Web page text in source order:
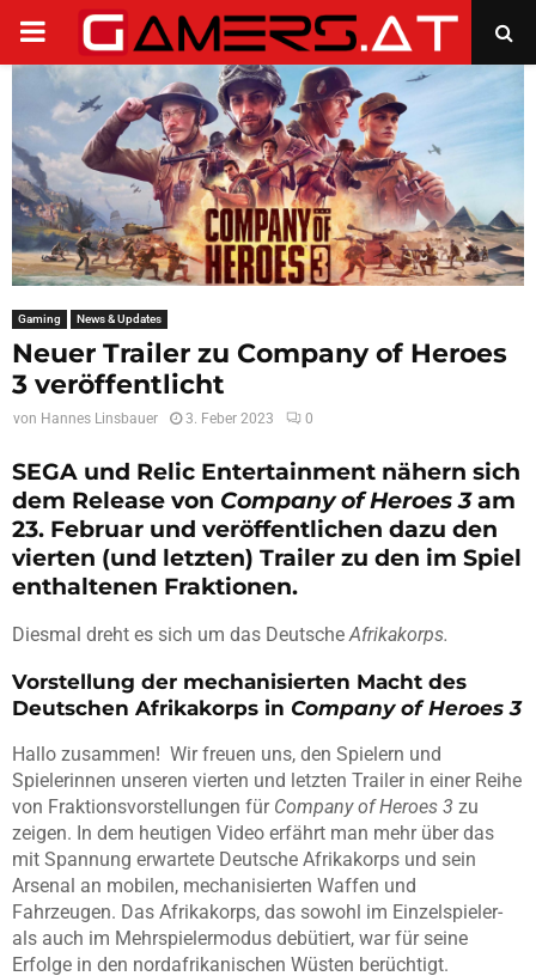
PRIMARY
MENU
Gaming News & Updates
Neuer Trailer zu Company of Heroes
3 veröffentlicht
von Hannes Linsbauer 3. Feber 2023 0
SEGA und Relic Entertainment nähern sich
dem Release von Company of Heroes 3am
23. Februar und veröffentlichen dazu den
vierten (und letzten) Trailer zu den im Spiel
enthaltenen Fraktionen.
Diesmal dreht es sich um das DeutscheAfrikakorps.
Vorstellung der mechanisierten Macht des
Deutschen Afrikakorps in Company of Heroes 3
Hallo zusammen! Wir freuen uns, den Spielern und
Spielerinnen unseren vierten und letzten Trailer in einer Reihe
von Fraktionsvorstellungen für Company of Heroes 3 zu
zeigen. In dem heutigen Video erfährt man mehr über das
mit Spannung erwartete Deutsche Afrikakorps und sein
Arsenal an mobilen, mechanisierten Waffen und
Fahrzeugen. Das Afrikakorps, das sowohl im Einzelspieler-
als auch im Mehrspielermodus debütiert, war für seine
Erfolge in den nordafrikanischen Wüsten berüchtigt.